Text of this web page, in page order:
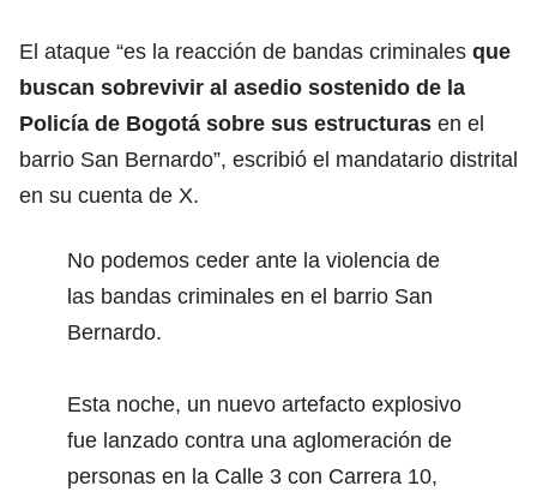
El ataque “es la reacción de bandas criminales que
buscan sobrevivir al asedio sostenido de la
Policía de Bogotá sobre sus estructuras en el
barrio San Bernardo”, escribió el mandatario distrital
en su cuenta de X.
No podemos ceder ante la violencia de
las bandas criminales en el barrio San
Bernardo.
Esta noche, un nuevo artefacto explosivo
fue lanzado contra una aglomeración de
personas en la Calle 3 con Carrera 10,